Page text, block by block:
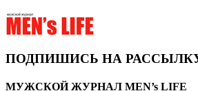
ПОДПИШИСЬ НА
МУЖСКОЙ ЖУРНАЛ MEN’s LIFE